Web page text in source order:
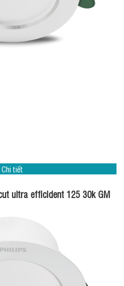
Chi tiết
ultra efficident 125 30k GM